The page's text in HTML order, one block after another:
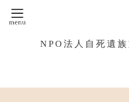
NPO法人自死遺